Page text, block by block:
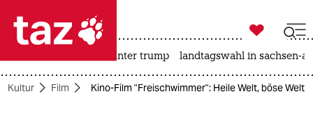
 taz zahl ich
taz zahl ich

taz zahl ich
usa unter trump landtagswahl in sachsen-
Kultur Film Kino-Film "Freischwimmer": Heile Welt, böse Welt